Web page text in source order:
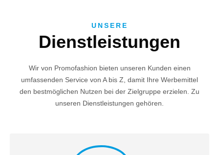
UNSERE
Dienstleistungen
Wir von Promofashion bieten unseren Kunden einen
umfassenden Service von A bis Z, damit Ihre Werbemittel
den bestmöglichen Nutzen bei der Zielgruppe erzielen. Zu
unseren Dienstleistungen gehören.